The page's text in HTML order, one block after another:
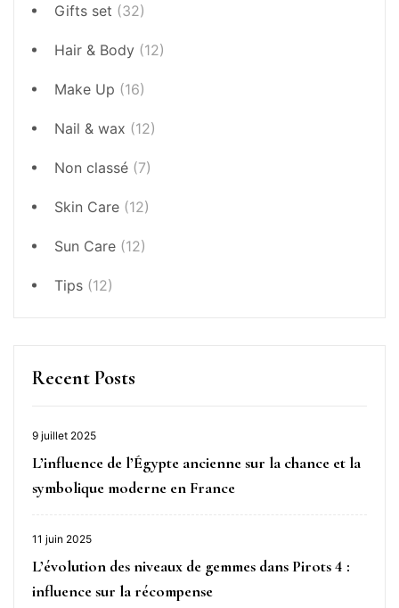
Gifts set (32)
Hair & Body (12)
Make Up (16)
Nail & wax (12)
Non classé (7)
Skin Care (12)
Sun Care (12)
Tips (12)
Recent Posts
9 juillet 2025
L’influence de l’Égypte ancienne sur la chance et la
symbolique moderne en France
11 juin 2025
L’évolution des niveaux de gemmes dans Pirots 4 :
influence sur la récompense